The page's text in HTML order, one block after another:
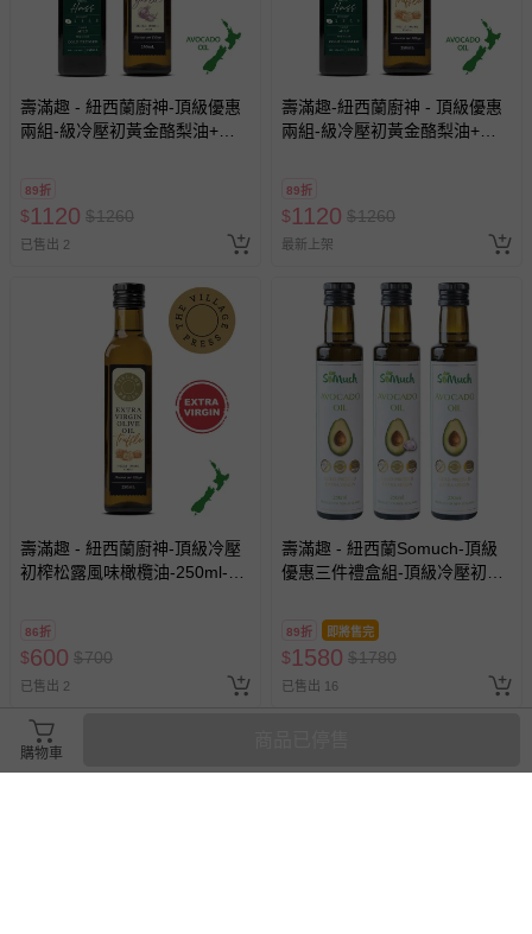
壽滿趣 - 紐西蘭廚神-頂級優惠
兩組-級冷壓初黃金酪梨油+蒜
89折
$1120 $1260
已售出 2
壽滿趣-紐西蘭廚神 - 頂級優惠
兩組-級冷壓初黃金酪梨油+松
89折
$1120 $1260
最新上架
壽滿趣 - 紐西蘭廚神-頂級冷壓
初榨松露風味橄欖油-250ml-
86折
$600 $700
已售出 2
壽滿趣 - 紐西蘭Somuch-頂級
優惠三件禮盒組-頂級冷壓初榨
89折 即將售完
$1580 $1780
已售出 16
購物車